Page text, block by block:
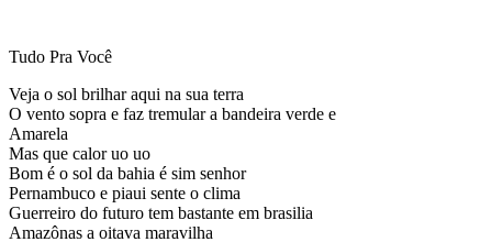
Tudo Pra Você
Veja o sol brilhar aqui na sua terra
O vento sopra e faz tremular a bandeira verde e
Amarela
Mas que calor uo uo
Bom é o sol da bahia é sim senhor
Pernambuco e piaui sente o clima
Guerreiro do futuro tem bastante em brasilia
Amazônas a oitava maravilha